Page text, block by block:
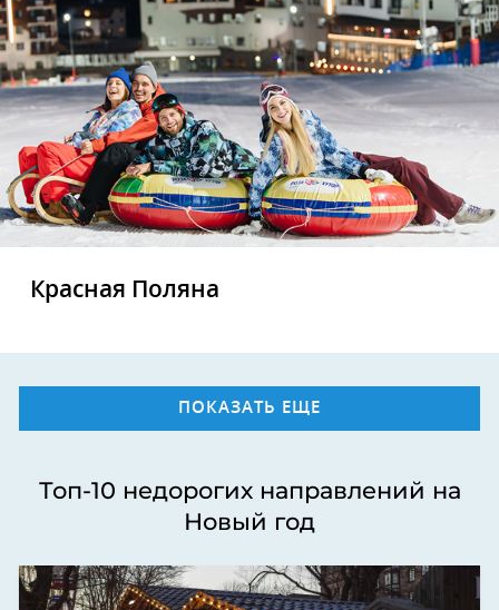
Красная Поляна
ПОКАЗАТЬ ЕЩЕ
Топ-10 недорогих направлений на
Новый год